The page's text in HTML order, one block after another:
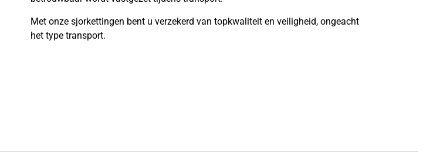
Met onze sjorkettingen bent u verzekerd van topkwaliteit en veiligheid, ongeacht
het type transport.